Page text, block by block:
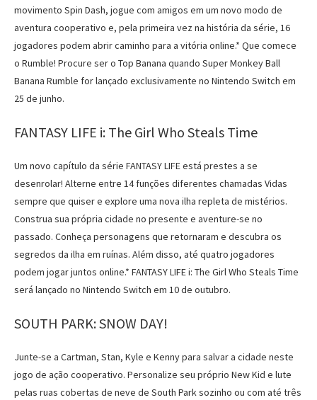
movimento Spin Dash, jogue com amigos em um novo modo de
aventura cooperativo e, pela primeira vez na história da série, 16
jogadores podem abrir caminho para a vitória online.* Que comece
o Rumble! Procure ser o Top Banana quando Super Monkey Ball
Banana Rumble for lançado exclusivamente no Nintendo Switch em
25 de junho.
FANTASY LIFE i: The Girl Who Steals Time
Um novo capítulo da série FANTASY LIFE está prestes a se
desenrolar! Alterne entre 14 funções diferentes chamadas Vidas
sempre que quiser e explore uma nova ilha repleta de mistérios.
Construa sua própria cidade no presente e aventure-se no
passado. Conheça personagens que retornaram e descubra os
segredos da ilha em ruínas. Além disso, até quatro jogadores
podem jogar juntos online.* FANTASY LIFE i: The Girl Who Steals Time
será lançado no Nintendo Switch em 10 de outubro.
SOUTH PARK: SNOW DAY!
Junte-se a Cartman, Stan, Kyle e Kenny para salvar a cidade neste
jogo de ação cooperativo. Personalize seu próprio New Kid e lute
pelas ruas cobertas de neve de South Park sozinho ou com até três